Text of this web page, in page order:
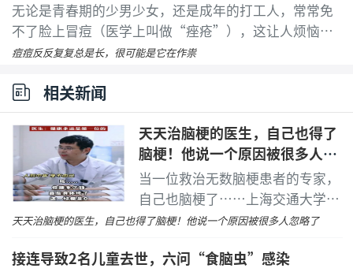
无论是青春期的少男少女，还是成年的打工人，常常免
不了脸上冒痘（医学上叫做“痤疮”），这让人烦恼不
已。市场上充斥着各种声称能够快速祛痘的产品，其中
痘痘反反复复总是长，很可能是它在作祟
相关新闻
天天治脑梗的医生，自己也得了
脑梗！他说一个原因被很多人忽
略了
当一位救治无数脑梗患者的专家，
自己也脑梗了……上海交通大学附
属第九人民医院神经外科主任医师
我45岁，最近我也脑梗了。
天天治脑梗的医生，自己也得了脑梗！他说一个原因被很多人忽略了
接连导致2名儿童去世，六问“食脑虫”感染